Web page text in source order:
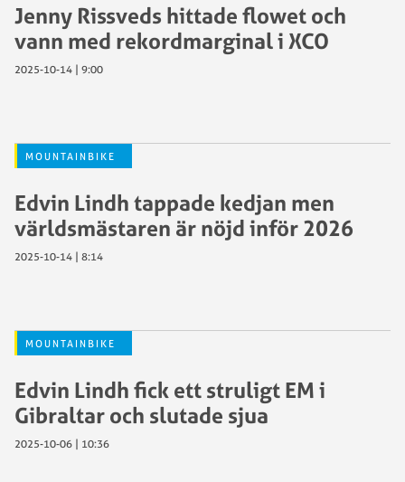
Jenny Rissveds hittade flowet och
vann med rekordmarginal i XCO
2025-10-14 | 9:00
MOUNTAINBIKE
Edvin Lindh tappade kedjan men
världsmästaren är nöjd inför 2026
2025-10-14 | 8:14
MOUNTAINBIKE
Edvin Lindh fick ett struligt EM i
Gibraltar och slutade sjua
2025-10-06 | 10:36